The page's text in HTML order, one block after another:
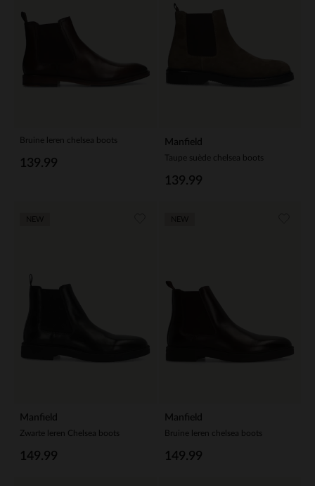
Bruine leren chelsea boots
139.99
Manfield
Taupe suède chelsea boots
139.99
Manfield
Zwarte leren Chelsea boots
149.99
Manfield
Bruine leren chelsea boots
149.99